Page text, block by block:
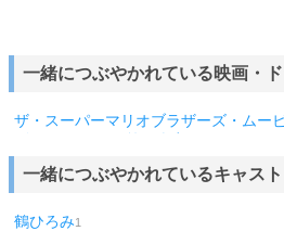
一緒につぶやかれている映画・
ザ・スーパーマリオブラザーズ・ムー
一緒につぶやかれているキャス
鶴ひろみ1